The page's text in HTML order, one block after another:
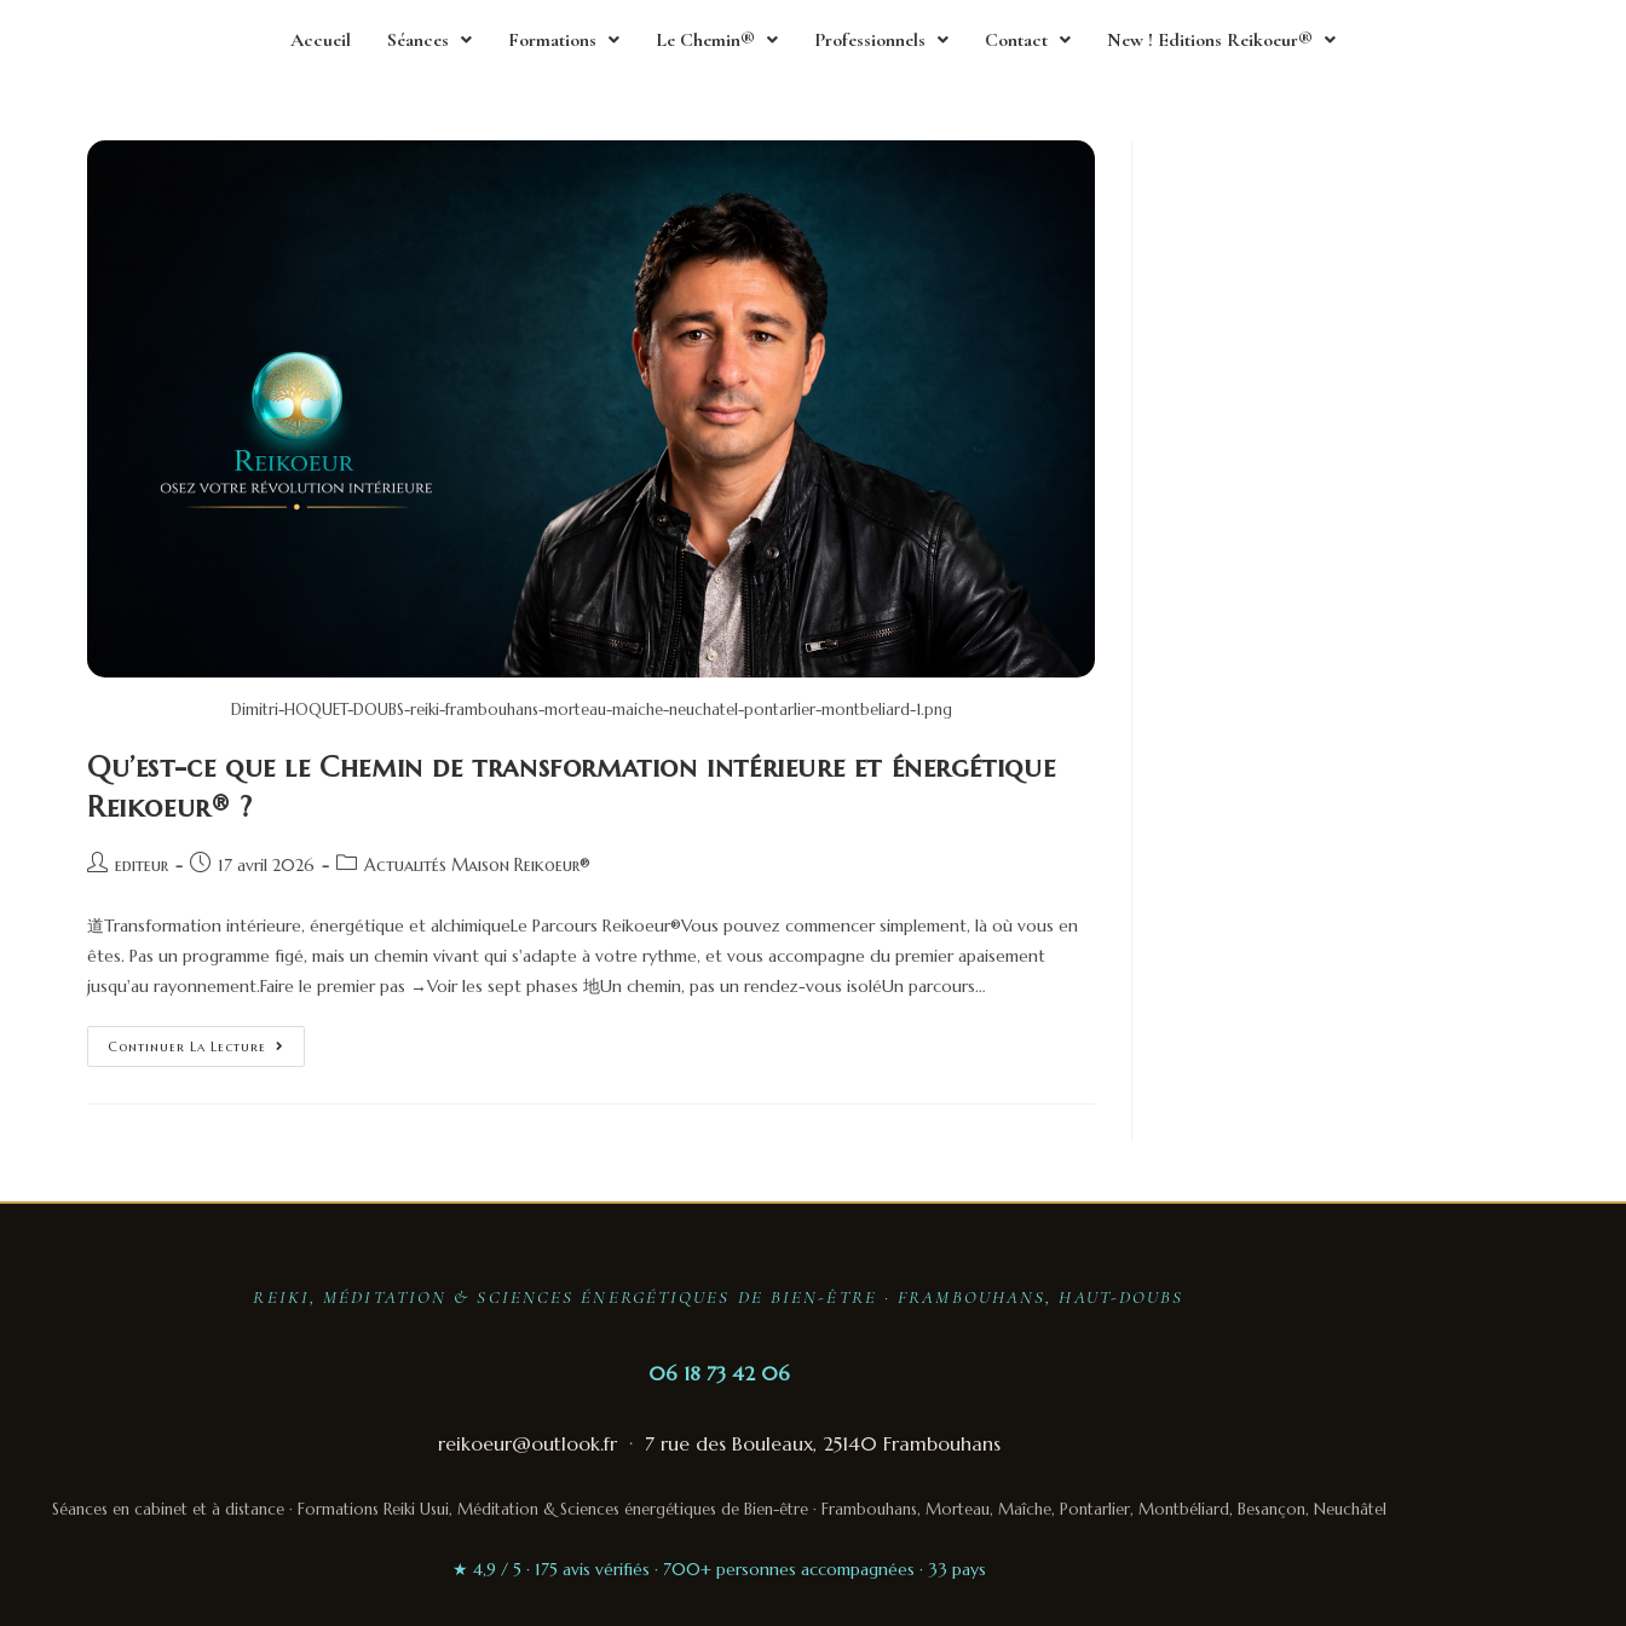
Accueil Séances Formations Le Chemin® Professionnels Contact New ! Editions Reikoeur®
Dimitri-HOQUET-DOUBS-reiki-frambouhans-morteau-maiche-neuchatel-pontarlier-montbeliard-1.png
Qu’est-ce que le Chemin de transformation intérieure et énergétique
Reikoeur® ?
editeur 17 avril 2026 Actualités Maison Reikoeur®
道Transformation intérieure, énergétique et alchimiqueLe Parcours Reikoeur®Vous pouvez commencer simplement, là où vous en
êtes. Pas un programme figé, mais un chemin vivant qui s'adapte à votre rythme, et vous accompagne du premier apaisement
jusqu'au rayonnement.Faire le premier pas →Voir les sept phases 地Un chemin, pas un rendez-vous isoléUn parcours…
Continuer La Lecture
REIKI, MÉDITATION & SCIENCES ÉNERGÉTIQUES DE BIEN-ÊTRE · FRAMBOUHANS, HAUT-DOUBS
06 18 73 42 06
reikoeur@outlook.fr · 7 rue des Bouleaux, 25140 Frambouhans
Séances en cabinet et à distance · Formations Reiki Usui, Méditation & Sciences énergétiques de Bien-être · Frambouhans, Morteau, Maîche, Pontarlier, Montbéliard, Besançon, Neuchâtel
★ 4,9 / 5 · 175 avis vérifiés · 700+ personnes accompagnées · 33 pays